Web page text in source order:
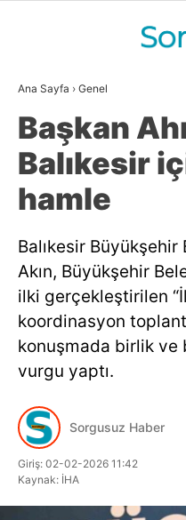
VİDEO
GÜNDEM
EKONOMİ
SPOR
MAGAZİN
EĞİTİM
Ana Sayfa › Genel
Başkan
Balıkesir
hamle
Balıkesir Büyükşehir
Akın, Büyükşehir
ilki gerçekleştirilen
koordinasyon
konuşmada birlik ve
vurgu yaptı.
Sorgusuz Haber
Giriş: 02-02-2026 11:42
Kaynak: İHA